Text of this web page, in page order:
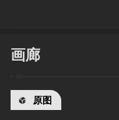
画廊
原图